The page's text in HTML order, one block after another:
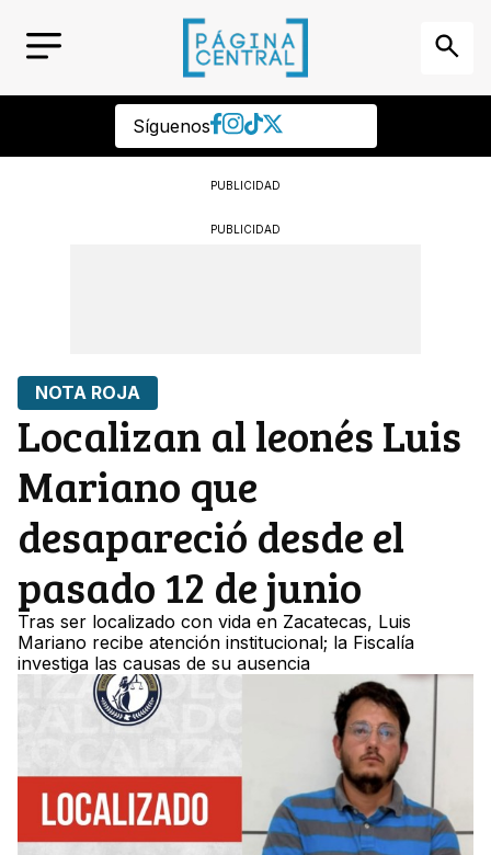
Síguenos
PUBLICIDAD
PUBLICIDAD
NOTA ROJA
Localizan al leonés Luis
Mariano que
desapareció desde el
pasado 12 de junio
Tras ser localizado con vida en Zacatecas, Luis
Mariano recibe atención institucional; la Fiscalía
investiga las causas de su ausencia